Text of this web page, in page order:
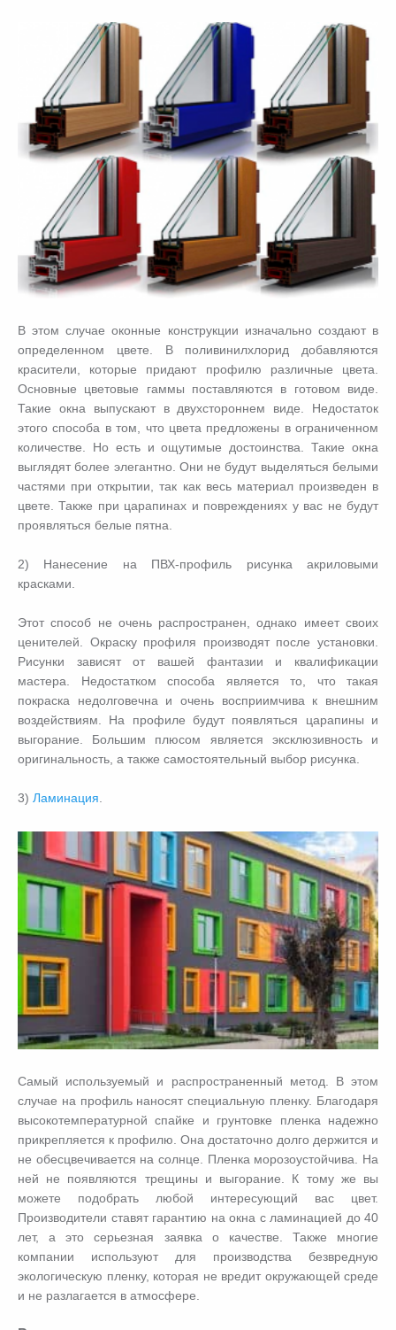
В этом случае оконные конструкции изначально создают в
определенном цвете. В поливинилхлорид добавляются
красители, которые придают профилю различные цвета.
Основные цветовые гаммы поставляются в готовом виде.
Такие окна выпускают в двухстороннем виде. Недостаток
этого способа в том, что цвета предложены в ограниченном
количестве. Но есть и ощутимые достоинства. Такие окна
выглядят более элегантно. Они не будут выделяться белыми
частями при открытии, так как весь материал произведен в
цвете. Также при царапинах и повреждениях у вас не будут
проявляться белые пятна.
2) Нанесение на ПВХ-профиль рисунка акриловыми
красками.
Этот способ не очень распространен, однако имеет своих
ценителей. Окраску профиля производят после установки.
Рисунки зависят от вашей фантазии и квалификации
мастера. Недостатком способа является то, что такая
покраска недолговечна и очень восприимчива к внешним
воздействиям. На профиле будут появляться царапины и
выгорание. Большим плюсом является эксклюзивность и
оригинальность, а также самостоятельный выбор рисунка.
3) Ламинация
Самый используемый и распространенный метод. В этом
случае на профиль наносят специальную пленку. Благодаря
высокотемпературной спайке и грунтовке пленка надежно
прикрепляется к профилю. Она достаточно долго держится и
не обесцвечивается на солнце. Пленка морозоустойчива. На
ней не появляются трещины и выгорание. К тому же вы
можете подобрать любой интересующий вас цвет.
Производители ставят гарантию на окна с ламинацией до 40
лет, а это серьезная заявка о качестве. Также многие
компании используют для производства безвредную
экологическую пленку, которая не вредит окружающей среде
и не разлагается в атмосфере.